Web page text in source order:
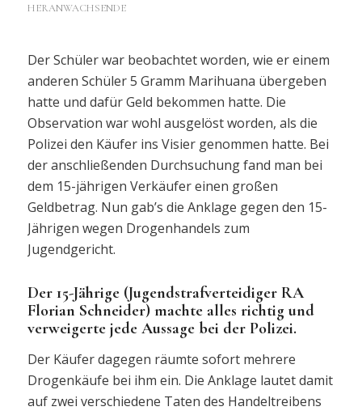
HERANWACHSENDE
Der Schüler war beobachtet worden, wie er einem
anderen Schüler 5 Gramm Marihuana übergeben
hatte und dafür Geld bekommen hatte. Die
Observation war wohl ausgelöst worden, als die
Polizei den Käufer ins Visier genommen hatte. Bei
der anschließenden Durchsuchung fand man bei
dem 15-jährigen Verkäufer einen großen
Geldbetrag. Nun gab’s die Anklage gegen den 15-
Jährigen wegen Drogenhandels zum
Jugendgericht.
Der 15-Jährige (Jugendstrafverteidiger RA
Florian Schneider) machte alles richtig und
verweigerte jede Aussage bei der Polizei.
Der Käufer dagegen räumte sofort mehrere
Drogenkäufe bei ihm ein. Die Anklage lautet damit
auf zwei verschiedene Taten des Handeltreibens